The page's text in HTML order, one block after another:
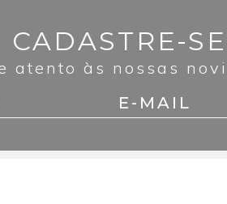
CADASTRE-
atento às nossas